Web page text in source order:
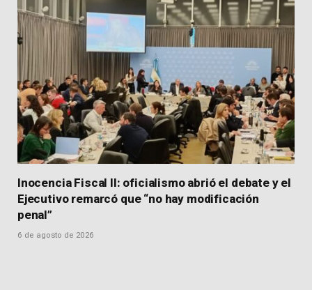
Inocencia Fiscal II: oficialismo abrió el debate y el
Ejecutivo remarcó que “no hay modificación
penal”
6 de agosto de 2026